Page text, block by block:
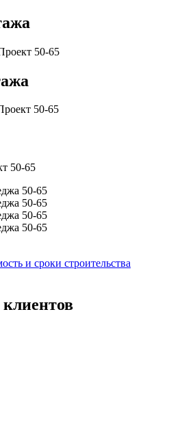
и сроки строительства